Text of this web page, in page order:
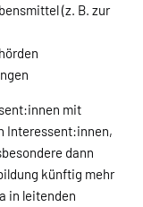
(z. B. zur
mit
Interessent:innen,
dann
künftig mehr
in leitenden